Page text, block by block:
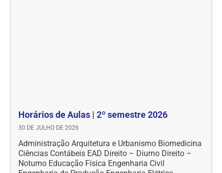
Horários de Aulas | 2º semestre 2026
30 DE JULHO DE 2026
Administração Arquitetura e Urbanismo Biomedicina
Ciências Contábeis EAD Direito – Diurno Direito –
Noturno Educação Física Engenharia Civil